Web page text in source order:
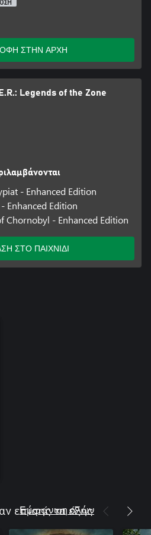
ΣΤΗΝ ΑΡΧΗ
Legends of the Zone
- Enhanced Edition
- Enhanced Edition
Chornobyl - Enhanced Edition
ΣΤΟ ΠΑΙΧΝΙΔΙ
επίσης τα εξής
Εμφάνιση όλων